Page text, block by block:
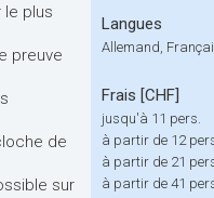
le plus
preuve
de
sur
Langues
Allemand,
Frais [CHF]
jusqu'à 11 pers.
à partir de 12
à partir de 21
à partir de 41